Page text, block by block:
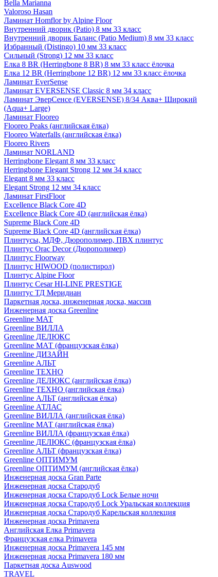
Bella Marianna
Valoroso Hasan
Ламинат Homflor by Alpine Floor
Внутренний дворик (Patio) 8 мм 33 класс
Внутренний дворик Баланс (Patio Medium) 8 мм 33 класс
Избранный (Distingo) 10 мм 33 класс
Сильный (Strong) 12 мм 33 класс
Елка 8 BR (Herringbone 8 BR) 8 мм 33 класс ёлочка
Елка 12 BR (Herringbone 12 BR) 12 мм 33 класс ёлочка
Ламинат EverSense
Ламинат EVERSENSE Classic 8 мм 34 класс
Ламинат ЭверСенсе (EVERSENSE) 8/34 Аква+ Широкий
(Aqua+ Large)
Ламинат Flooreo
Flooreo Peaks (английская ёлка)
Flooreo Waterfalls (английская ёлка)
Flooreo Rivers
Ламинат NORLAND
Herringbone Elegant 8 мм 33 класс
Herringbone Elegant Strong 12 мм 34 класс
Elegant 8 мм 33 класс
Elegant Strong 12 мм 34 класс
Ламинат FirstFloor
Excellence Black Core 4D
Excellence Black Core 4D (английская ёлка)
Supreme Black Core 4D
Supreme Black Core 4D (английская ёлка)
Плинтусы, МДФ, Дюрополимер, ПВХ плинтус
Плинтус Orac Decor (Дюрополимер)
Плинтус Floorway
Плинтус HIWOOD (полистирол)
Плинтус Alpine Floor
Плинтус Cesar HI-LINE PRESTIGE
Плинтус ТД Меридиан
Паркетная доска, инженерная доска, массив
Инженерная доска Greenline
Greenline МАТ
Greenline ВИЛЛА
Greenline ДЕЛЮКС
Greenline МАТ (французская ёлка)
Greenline ДИЗАЙН
Greenline АЛЬТ
Greenline ТЕХНО
Greenline ДЕЛЮКС (английская ёлка)
Greenline ТЕХНО (английская ёлка)
Greenline АЛЬТ (английская ёлка)
Greenline АТЛАС
Greenline ВИЛЛА (английская ёлка)
Greenline МАТ (английская ёлка)
Greenline ВИЛЛА (французская ёлка)
Greenline ДЕЛЮКС (французская ёлка)
Greenline АЛЬТ (французская ёлка)
Greenline ОПТИМУМ
Greenline ОПТИМУМ (английская ёлка)
Инженерная доска Gran Parte
Инженерная доска Стародуб
Инженерная доска Стародуб Lock Белые ночи
Инженерная доска Стародуб Lock Уральская коллекция
Инженерная доска Стародуб Карельская коллекция
Инженерная доска Primavera
Английская Елка Primavera
Французская елка Primavera
Инженерная доска Primavera 145 мм
Инженерная доска Primavera 180 мм
Паркетная доска Auswood
TRAVEL